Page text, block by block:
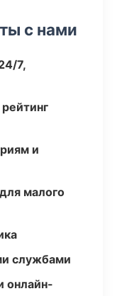
с нами
7,
и
малого
службами
онлайн-